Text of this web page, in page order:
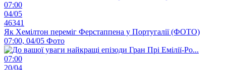
07:00
04/05
46341
Як Хемілтон переміг Ферстаппена у Португалії (ФОТО)
07:00, 04/05 Фото
07:00
20/04